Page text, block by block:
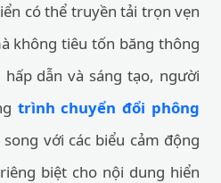
có thể truyền tải trọn vẹn
không tiêu tốn băng thông
dẫn và sáng tạo, người
trình chuyển đổi phông
với các biểu cảm động
biệt cho nội dung hiển